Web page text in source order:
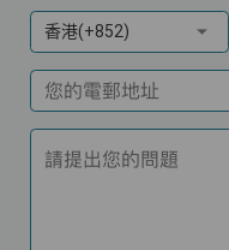
香港(+852)
您的電郵地址
請提出您的問題